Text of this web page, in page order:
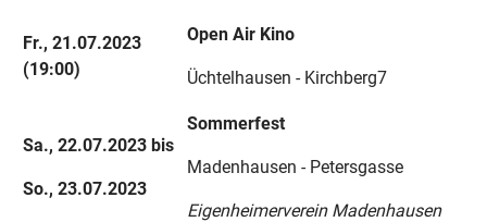
Fr., 21.07.2023
(19:00)
Open Air Kino
Üchtelhausen - Kirchberg7
Sa., 22.07.2023 bis
So., 23.07.2023
Sommerfest
Madenhausen - Petersgasse
Eigenheimerverein Madenhausen